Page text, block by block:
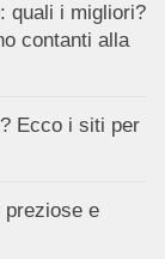
quali i migliori?
contanti alla
Ecco i siti per
preziose e